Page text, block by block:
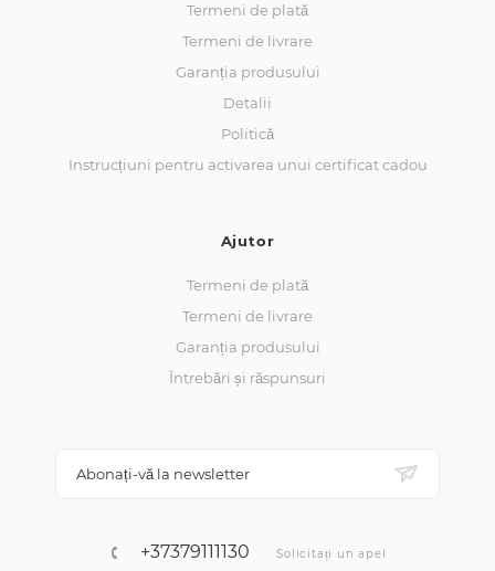
Termeni de plată
Termeni de livrare
Garanția produsului
Detalii
Politică
Instrucțiuni pentru activarea unui certificat cadou
Ajutor
Termeni de plată
Termeni de livrare
Garanția produsului
Întrebări și răspunsuri
Abonați-vă la newsletter
+37379111130 Solicitați un apel